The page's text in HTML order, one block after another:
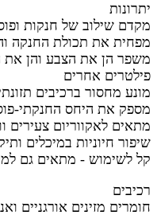
יתרונות
מקדם שילוב של חנקות
מפחית את תכולת החנקה
משפר הן את הצבע והן את
פילטרים אחרים
מונע מחסור ברכיבים
מספק את היחס החנקתי-
מתאים לאקווריום צעירים
שיפור חיוניות במיכלים
קל לשימוש - מתאים גם
רכיבים
חומרים מזינים אורגניים